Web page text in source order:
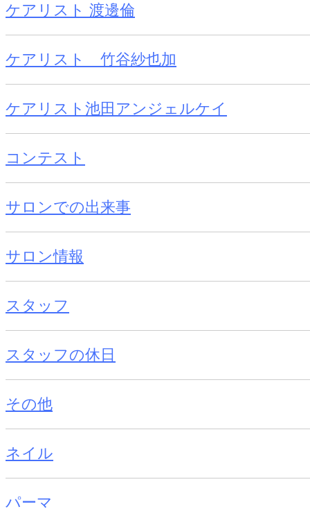
ケアリスト 渡邊倫
ケアリスト 竹谷紗也加
ケアリスト池田アンジェルケイ
コンテスト
サロンでの出来事
サロン情報
スタッフ
スタッフの休日
その他
ネイル
パーマ